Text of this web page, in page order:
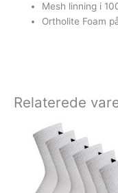
Mesh linning i
Ortholite Foam
Relaterede